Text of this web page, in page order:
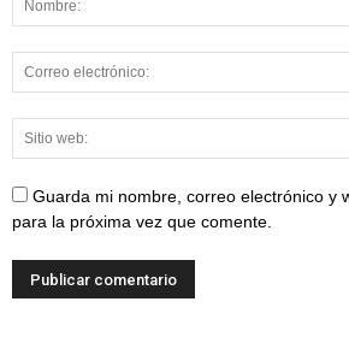
Guarda mi nombre, correo electrónico y
para la próxima vez que comente.